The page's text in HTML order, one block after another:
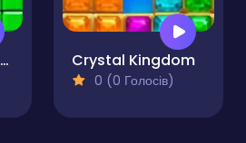
Block Master - Super Puzzle Crystal Kingdom
0 (0 Голосів)